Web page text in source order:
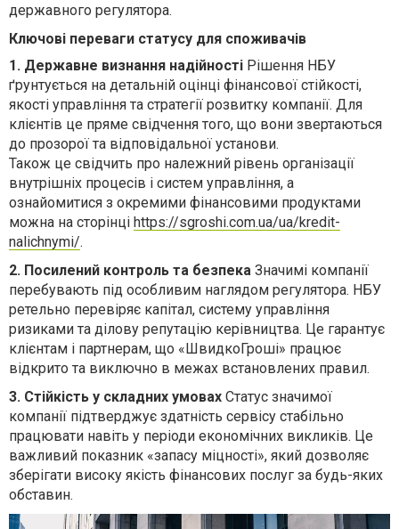
державного регулятора.
Ключові переваги статусу для споживачів
1. Державне визнання надійності Рішення НБУ
ґрунтується на детальній оцінці фінансової стійкості,
якості управління та стратегії розвитку компанії. Для
клієнтів це пряме свідчення того, що вони звертаються
до прозорої та відповідальної установи.
Також це свідчить про належний рівень організації
внутрішніх процесів і систем управління, а
ознайомитися з окремими фінансовими продуктами
можна на сторінці https://sgroshi.com.ua/ua/kredit-
nalichnymi/.
2. Посилений контроль та безпека Значимі компанії
перебувають під особливим наглядом регулятора. НБУ
ретельно перевіряє капітал, систему управління
ризиками та ділову репутацію керівництва. Це гарантує
клієнтам і партнерам, що «ШвидкоГроші» працює
відкрито та виключно в межах встановлених правил.
3. Стійкість у складних умовах Статус значимої
компанії підтверджує здатність сервісу стабільно
працювати навіть у періоди економічних викликів. Це
важливий показник «запасу міцності», який дозволяє
зберігати високу якість фінансових послуг за будь-яких
обставин.